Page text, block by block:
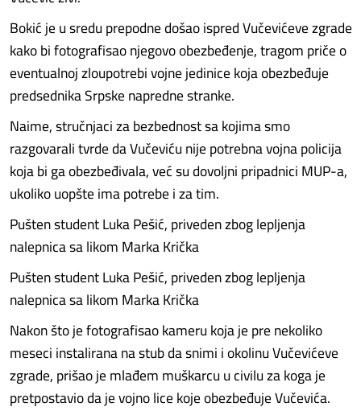
Bokić je u sredu prepodne došao ispred Vučevićeve zgrade
kako bi fotografisao njegovo obezbeđenje, tragom priče o
eventualnoj zloupotrebi vojne jedinice koja obezbeđuje
predsednika Srpske napredne stranke.
Naime, stručnjaci za bezbednost sa kojima smo
razgovarali tvrde da Vučeviću nije potrebna vojna policija
koja bi ga obezbeđivala, već su dovoljni pripadnici MUP-a,
ukoliko uopšte ima potrebe i za tim.
Pušten student Luka Pešić, priveden zbog lepljenja
nalepnica sa likom Marka Krička
Pušten student Luka Pešić, priveden zbog lepljenja
nalepnica sa likom Marka Krička
Nakon što je fotografisao kameru koja je pre nekoliko
meseci instalirana na stub da snimi i okolinu Vučevićeve
zgrade, prišao je mlađem muškarcu u civilu za koga je
pretpostavio da je vojno lice koje obezbeđuje Vučevića.